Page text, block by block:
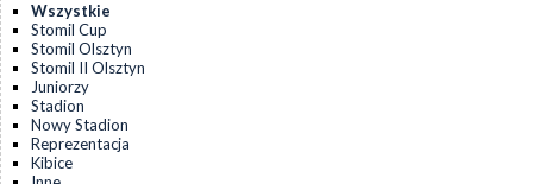
Wszystkie
Stomil Cup
Stomil Olsztyn
Stomil II Olsztyn
Juniorzy
Stadion
Nowy Stadion
Reprezentacja
Kibice